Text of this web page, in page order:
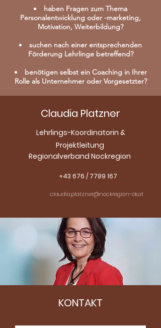
haben Fragen zum Thema
Personalentwicklung oder -marketing,
Motivation, Weiterbildung?
suchen nach einer entsprechenden
Förderung Lehrlinge betreffend?
benötigen selbst ein Coaching in Ihrer
Rolle als Unternehmer oder Vorgesetzter?
Claudia Platzner
Lehrlings-Koordinatorin &
Projektleitung
Regionalverband Nockregion
+43 676 / 7789 167
claudia.platzner@nockregion-ok.at
KONTAKT